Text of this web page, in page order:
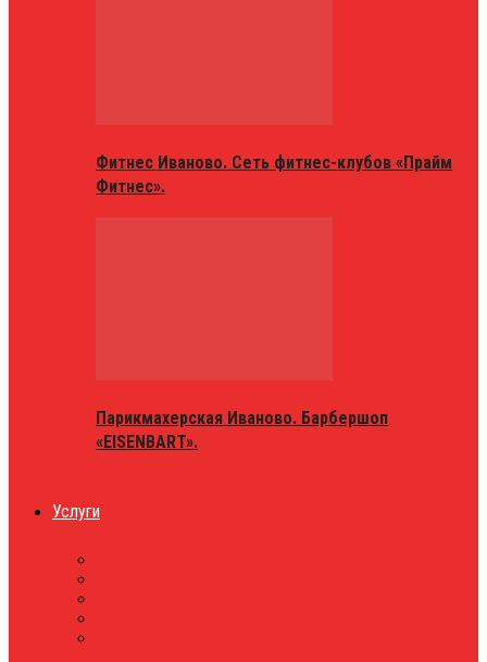
Фитнес Иваново. Сеть фитнес-клубов «Прайм
Фитнес».
Парикмахерская Иваново. Барбершоп
«EISENBART».
Услуги